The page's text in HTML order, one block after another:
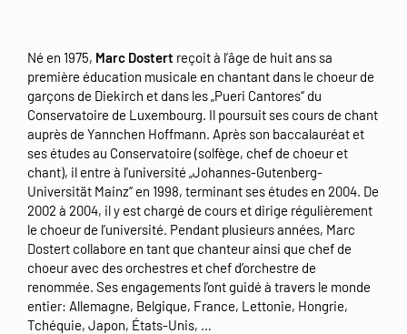
Né en 1975, Marc Dostert reçoit à l’âge de huit ans sa
première éducation musicale en chantant dans le choeur de
garçons de Diekirch et dans les „Pueri Cantores“ du
Conservatoire de Luxembourg. Il poursuit ses cours de chant
auprès de Yannchen Hoffmann. Après son baccalauréat et
ses études au Conservatoire (solfège, chef de choeur et
chant), il entre à l’université „Johannes-Gutenberg-
Universität Mainz“ en 1998, terminant ses études en 2004. De
2002 à 2004, il y est chargé de cours et dirige régulièrement
le choeur de l’université. Pendant plusieurs années, Marc
Dostert collabore en tant que chanteur ainsi que chef de
choeur avec des orchestres et chef d’orchestre de
renommée. Ses engagements l’ont guidé à travers le monde
entier: Allemagne, Belgique, France, Lettonie, Hongrie,
Tchéquie, Japon, États-Unis, …